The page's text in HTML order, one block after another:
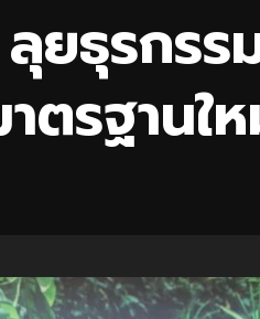
ธุรกรร
ตรฐานใ